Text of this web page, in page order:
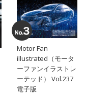
Motor Fan
illustrated（モータ
ーファンイラストレ
ーテッド） Vol.237
電子版